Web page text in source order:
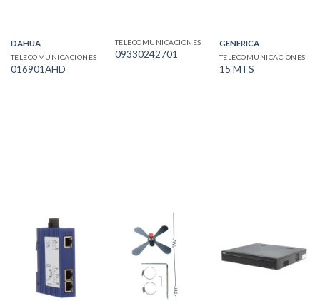
DAHUA
TELECOMUNICACIONES
016901AHD
TELECOMUNICACIONES
09330242701
GENERICA
TELECOMUNICACIONES
15 MTS